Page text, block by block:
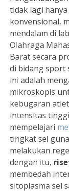
tidak lagi
konvensional,
mendalam di
Olahraga
Barat secara
di bidang sport
ini adalah
mikroskopis
kebugaran
intensitas
mempelajari
tingkat sel
melakukan
dengan itu,
membedah
sitoplasma sel